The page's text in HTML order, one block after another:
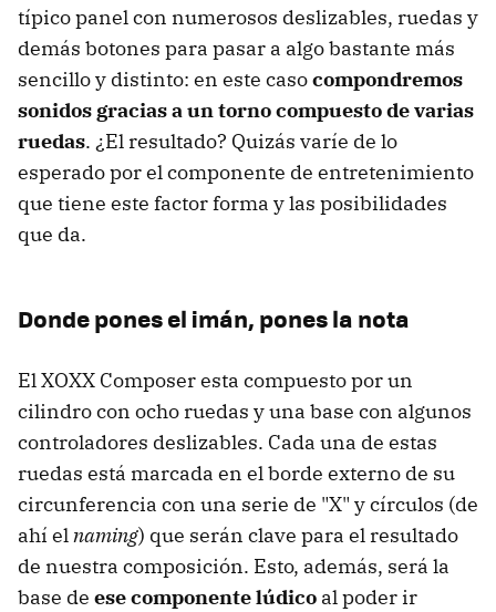
típico panel con numerosos deslizables, ruedas y
demás botones para pasar a algo bastante más
sencillo y distinto: en este casocompondremos
sonidos gracias a un torno compuesto de varias
ruedas. ¿El resultado? Quizás varíe de lo
esperado por el componente de entretenimiento
que tiene este factor forma y las posibilidades
que da.
Donde pones el imán, pones la nota
El XOXX Composer esta compuesto por un
cilindro con ocho ruedas y una base con algunos
controladores deslizables. Cada una de estas
ruedas está marcada en el borde externo de su
circunferencia con una serie de "X" y círculos (de
ahí elnaming) que serán clave para el resultado
de nuestra composición. Esto, además, será la
base de ese componente lúdico al poder ir